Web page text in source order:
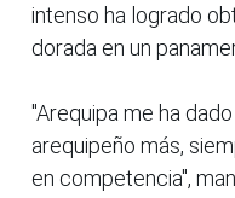
intenso ha logrado
dorada en un
"Arequipa me ha
arequipeño más,
en competencia",